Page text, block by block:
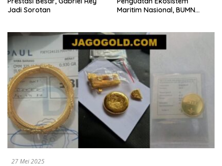
Jadi Sorotan
Maritim Nasional, BUMN
27 Mei 2025